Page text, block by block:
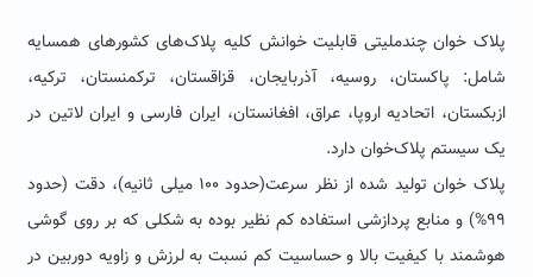
پلاک خوان چندملیتی قابلیت خوانش کلیه پلاک‌های کشورهای همسایه
شامل: پاکستان، روسیه، آذربایجان، قزاقستان، ترکمنستان، ترکیه،
ازبکستان، اتحادیه اروپا، عراق، افغانستان، ایران فارسی و ایران لاتین در
یک سیستم پلاک‌خوان دارد.
پلاک خوان تولید شده از نظر سرعت(حدود ۱۰۰ میلی ثانیه)، دقت (حدود
۹۹%) و منابع پردازشی استفاده کم نظیر بوده به شکلی که بر روی گوشی
هوشمند با کیفیت بالا و حساسیت کم نسبت به لرزش و زاویه دوربین در